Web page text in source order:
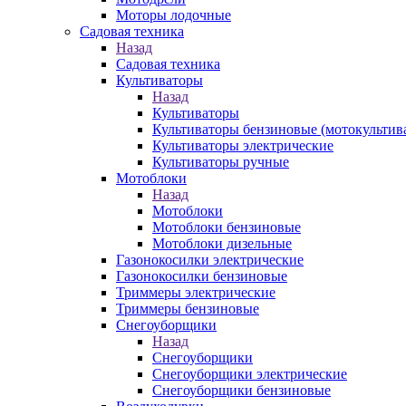
Моторы лодочные
Садовая техника
Назад
Садовая техника
Культиваторы
Назад
Культиваторы
Культиваторы бензиновые
Культиваторы электрические
Культиваторы ручные
Мотоблоки
Назад
Мотоблоки
Мотоблоки бензиновые
Мотоблоки дизельные
Газонокосилки электрические
Газонокосилки бензиновые
Триммеры электрические
Триммеры бензиновые
Снегоуборщики
Назад
Снегоуборщики
Снегоуборщики электрические
Снегоуборщики бензиновые